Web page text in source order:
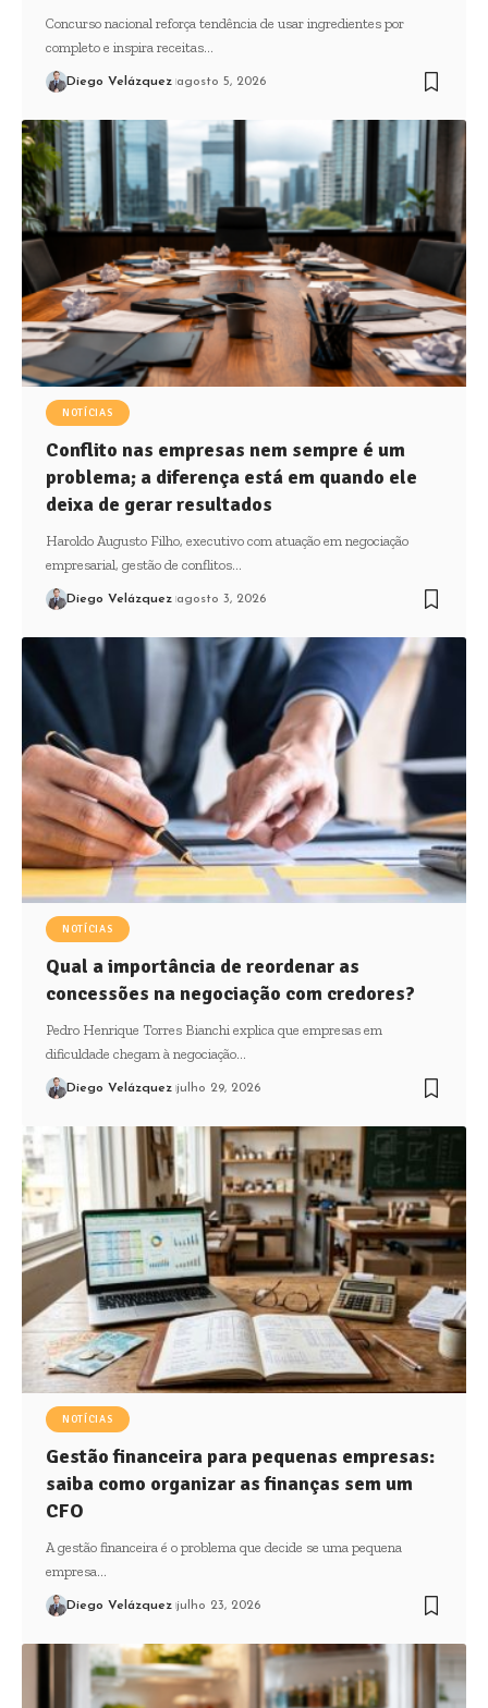
Concurso nacional reforça tendência de usar ingredientes por
completo e inspira receitas…
Diego Velázquez agosto 5, 2026
NOTÍCIAS
Conflito nas empresas nem sempre é um
problema; a diferença está em quando ele
deixa de gerar resultados
Haroldo Augusto Filho, executivo com atuação em negociação
empresarial, gestão de conflitos…
Diego Velázquez agosto 3, 2026
NOTÍCIAS
Qual a importância de reordenar as
concessões na negociação com credores?
Pedro Henrique Torres Bianchi explica que empresas em
dificuldade chegam à negociação…
Diego Velázquez julho 29, 2026
NOTÍCIAS
Gestão financeira para pequenas empresas:
saiba como organizar as finanças sem um
CFO
A gestão financeira é o problema que decide se uma pequena
empresa…
Diego Velázquez julho 23, 2026